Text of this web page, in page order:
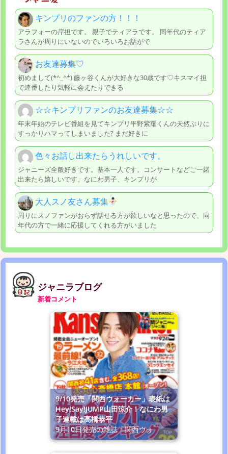
キンプリのファンの方！！！
アラフォーの岸担です。 親子でティアラです。 同年代のティア
ラさんが周りにいないのでいろいろお話がで
お友達募集♡
初めまして(*^_^*) 藤ヶ谷くんが大好きな30歳です♡キスマイ担
で連番したり気軽に会えたりできる
☆☆キンプリファンのお友達募集☆☆
年末年始のテレビ番組を見てキンプリ平野紫耀くんの天然ぷりに
すっかりハマってしまいました? まだ好きに
色々お話し出来たらうれしいです。
ジャニーズ全般好きです。基本一人です。コンサートなどご一緒
出来たら嬉しいです。なにわ男子、キンプリが
大人スノ友さん募集
周りにスノファンがおらず話せる方が欲しいなと思ったので、同
年代の方で一緒に応援してくれる方がいました
ジャニラブログ
新着コメント
9/10発売「関西ウォーカー」表紙は
Hey!Say!JUMP山田涼介！なにわ男
子連載は高橋恭平
9月10日発売の雑誌「関西ウォ